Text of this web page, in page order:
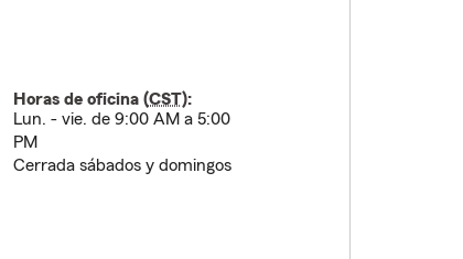
Horas de oficina (CST):
Lun. - vie. de 9:00 AM a 5:00
PM
Cerrada sábados y domingos